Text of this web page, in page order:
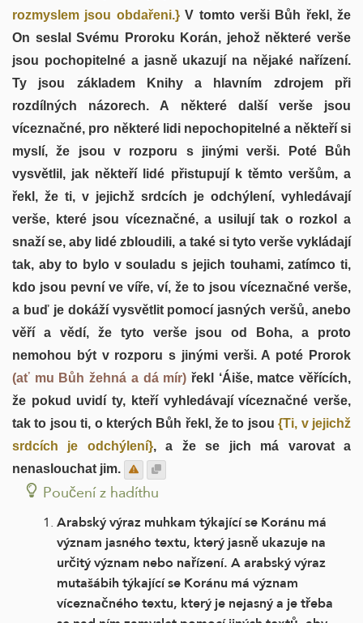
rozmyslem jsou obdařeni.}V tomto verši Bůh řekl, že
On seslal Svému Proroku Korán, jehož některé verše
jsou pochopitelné a jasně ukazují na nějaké nařízení.
Ty jsou základem Knihy a hlavním zdrojem při
rozdílných názorech. A některé další verše jsou
víceznačné, pro některé lidi nepochopitelné a někteří si
myslí, že jsou v rozporu s jinými verši. Poté Bůh
vysvětlil, jak někteří lidé přistupují k těmto veršům, a
řekl, že ti, v jejichž srdcích je odchýlení, vyhledávají
verše, které jsou víceznačné, a usilují tak o rozkol a
snaží se, aby lidé zbloudili, a také si tyto verše vykládají
tak, aby to bylo v souladu s jejich touhami, zatímco ti,
kdo jsou pevní ve víře, ví, že to jsou víceznačné verše,
a buď je dokáží vysvětlit pomocí jasných veršů, anebo
věří a vědí, že tyto verše jsou od Boha, a proto
nemohou být v rozporu s jinými verši. A poté Prorok
(ať mu Bůh žehná a dá mír) řekl ‘Áiše, matce věřících,
že pokud uvidí ty, kteří vyhledávají víceznačné verše,
tak to jsou ti, o kterých Bůh řekl, že to jsou{Ti, v jejichž
srdcích je odchýlení}, a že se jich má varovat a
nenaslouchat jim.
Poučení z hadíthu
Arabský výraz muhkam týkající se Koránu má
význam jasného textu, který jasně ukazuje na
určitý význam nebo nařízení. A arabský výraz
mutašábih týkající se Koránu má význam
víceznačného textu, který je nejasný a je třeba